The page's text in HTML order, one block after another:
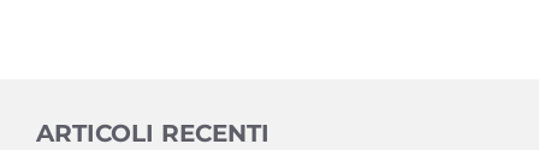
ARTICOLI RECENTI